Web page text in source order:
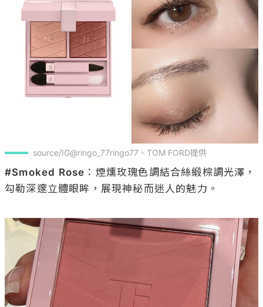
source/IG@ringo_77ringo77、TOM FORD提供
#Smoked Rose ：煙燻玫瑰色調結合絲緞棕調光澤，
勾勒深邃立體眼眸，展現神秘而迷人的魅力。